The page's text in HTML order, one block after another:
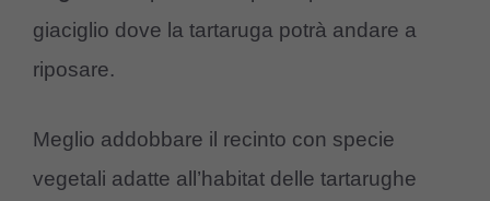
giaciglio dove la tartaruga potrà andare a
riposare.
Meglio addobbare il recinto con specie
vegetali adatte all’habitat delle tartarughe